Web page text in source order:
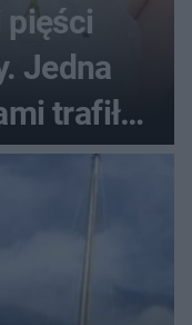
pięści
Jedna
trafiła